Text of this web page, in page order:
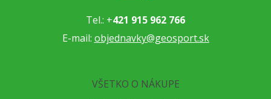
Tel.: +421 915 962 766
E-mail: objednavky@geosport.sk
VŠETKO O NÁKUPE